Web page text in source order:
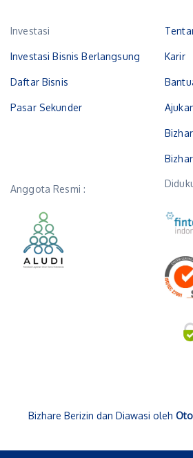
Investasi
Investasi Bisnis Berlangsung
Daftar Bisnis
Pasar Sekunder
Karir
Anggota Resmi :
Bizhare Berizin dan Diawasi oleh